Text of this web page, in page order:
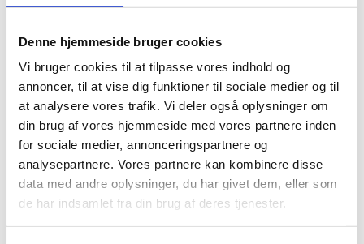
Denne hjemmeside bruger cookies
Vi bruger cookies til at tilpasse vores indhold og
annoncer, til at vise dig funktioner til sociale medier og til
at analysere vores trafik. Vi deler også oplysninger om
din brug af vores hjemmeside med vores partnere inden
for sociale medier, annonceringspartnere og
analysepartnere. Vores partnere kan kombinere disse
data med andre oplysninger, du har givet dem, eller som
de har indsamlet fra din brug af deres tjenester.
Tykkelse I
Klasse
Bagside
Korkunderlag integreret – kan derfor
monteres uden underlag
M2 Pr.
Pakke
Gulvvarme
Montering Safe-lock pro